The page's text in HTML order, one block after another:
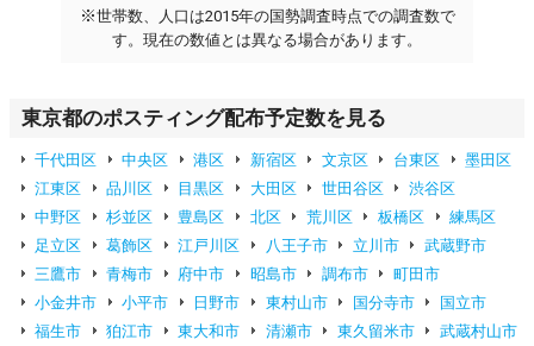
※世帯数、人口は2015年の国勢調査時点での調査数で
す。現在の数値とは異なる場合があります。
東京都のポスティング配布予定数を見る
千代田区 中央区 港区 新宿区 文京区 台東区
墨田区
江東区
品川区 目黒区 大田区 世田谷区
渋谷区
中野区
杉並区 豊島区 北区 荒川区 板橋区
練馬区
足立区
葛飾区 江戸川区 八王子市 立川市
武蔵野市
三鷹市
青梅市 府中市 昭島市 調布市
町田市
小金井市
小平市 日野市 東村山市 国分寺市
国立市
福生市
狛江市 東大和市 清瀬市 東久留米市
武蔵村山市